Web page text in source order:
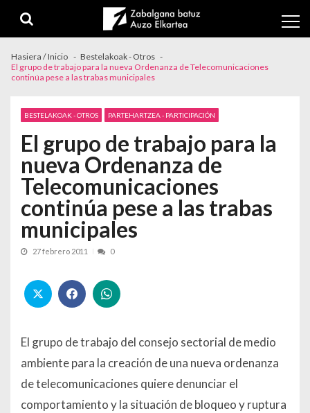
Hasiera / Inicio
Bestelakoak - Otros
El grupo de trabajo para la nueva Ordenanza de Telecomunicaciones
continúa pese a las trabas municipales
BESTELAKOAK - OTROS PARTEHARTZEA - PARTICIPACIÓN
El grupo de trabajo para la
nueva Ordenanza de
Telecomunicaciones
continúa pese a las trabas
municipales
27 febrero 2011 0
El grupo de trabajo del consejo sectorial de medio
ambiente para la creación de una nueva ordenanza
de telecomunicaciones quiere denunciar el
comportamiento y la situación de bloqueo y ruptura